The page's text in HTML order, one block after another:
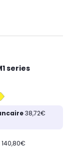
series
38,72€